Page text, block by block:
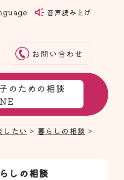
音声読み上げ
お問い合わせ
のための相談
したい > 暮らしの相談 >
しの相談